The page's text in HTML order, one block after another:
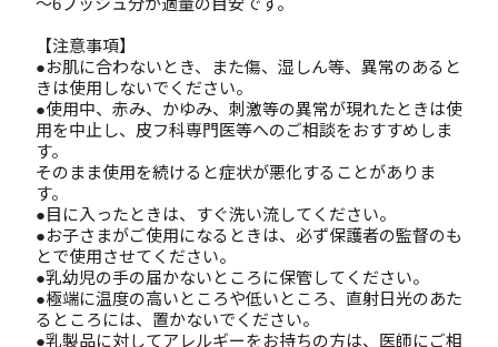
～6プッシュ分が適量の目安です。
【注意事項】
●お肌に合わないとき、また傷、湿しん等、異常のあると
きは使用しないでください。
●使用中、赤み、かゆみ、刺激等の異常が現れたときは使
用を中止し、皮フ科専門医等へのご相談をおすすめしま
す。
そのまま使用を続けると症状が悪化することがありま
す。
●目に入ったときは、すぐ洗い流してください。
●お子さまがご使用になるときは、必ず保護者の監督のも
とで使用させてください。
●乳幼児の手の届かないところに保管してください。
●極端に温度の高いところや低いところ、直射日光のあた
るところには、置かないでください。
●乳製品に対してアレルギーをお持ちの方は、医師にご相